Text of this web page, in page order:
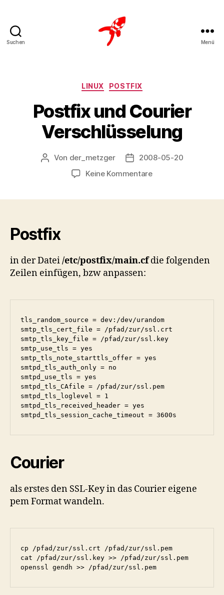
Suchen Menü
Kategorien
LINUX POSTFIX
Postfix und Courier
Verschlüsselung
Beitragsautor
Von der_metzger Veröffentlichungsdatum
2008-05-20
Keine Kommentarezu
Postfix
in der Datei/etc/postfix/main.cfdie folgenden
Zeilen einfügen, bzw anpassen:
tls_random_source = dev:/dev/urandom
smtp_tls_cert_file = /pfad/zur/ssl.crt
smtp_tls_key_file = /pfad/zur/ssl.key
smtp_use_tls = yes
smtp_tls_note_starttls_offer = yes
smtpd_tls_auth_only = no
smtpd_use_tls = yes
smtpd_tls_CAfile = /pfad/zur/ssl.pem
smtpd_tls_loglevel = 1
smtpd_tls_received_header = yes
smtpd_tls_session_cache_timeout = 3600s
Courier
als erstes den SSL-Key in das Courier eigene
pem Format wandeln.
cp /pfad/zur/ssl.crt /pfad/zur/ssl.pem
cat /pfad/zur/ssl.key >> /pfad/zur/ssl.pem
openssl gendh >> /pfad/zur/ssl.pem